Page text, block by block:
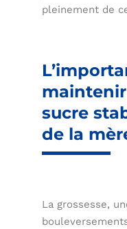
pleinement de
sucre
de la
La grossesse,